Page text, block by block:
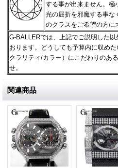
する事が出来ません。極
光の屈折を邪魔する事な
のクラスをご希望の方に
G-BALLERでは、上記でご説明した
おります。どうしても予算内に収めた
クラリティ/カラー）にこだわりのあ
せ。
関連商品